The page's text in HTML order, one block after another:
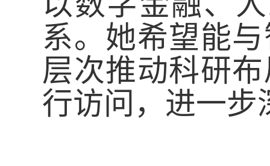
系。她希望能
层次推动科研
行访问，进一步